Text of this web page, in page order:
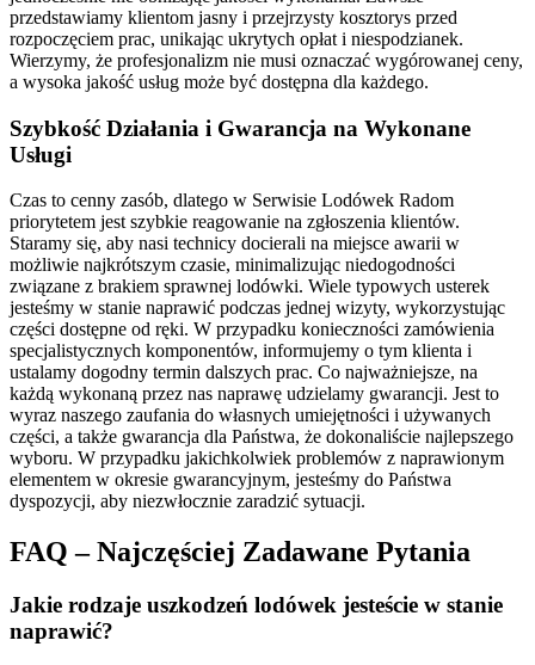
przedstawiamy klientom jasny i przejrzysty kosztorys przed
rozpoczęciem prac, unikając ukrytych opłat i niespodzianek.
Wierzymy, że profesjonalizm nie musi oznaczać wygórowanej ceny,
a wysoka jakość usług może być dostępna dla każdego.
Szybkość Działania i Gwarancja na Wykonane
Usługi
Czas to cenny zasób, dlatego w Serwisie Lodówek Radom
priorytetem jest szybkie reagowanie na zgłoszenia klientów.
Staramy się, aby nasi technicy docierali na miejsce awarii w
możliwie najkrótszym czasie, minimalizując niedogodności
związane z brakiem sprawnej lodówki. Wiele typowych usterek
jesteśmy w stanie naprawić podczas jednej wizyty, wykorzystując
części dostępne od ręki. W przypadku konieczności zamówienia
specjalistycznych komponentów, informujemy o tym klienta i
ustalamy dogodny termin dalszych prac. Co najważniejsze, na
każdą wykonaną przez nas naprawę udzielamy gwarancji. Jest to
wyraz naszego zaufania do własnych umiejętności i używanych
części, a także gwarancja dla Państwa, że dokonaliście najlepszego
wyboru. W przypadku jakichkolwiek problemów z naprawionym
elementem w okresie gwarancyjnym, jesteśmy do Państwa
dyspozycji, aby niezwłocznie zaradzić sytuacji.
FAQ – Najczęściej Zadawane Pytania
Jakie rodzaje uszkodzeń lodówek jesteście w stanie
naprawić?